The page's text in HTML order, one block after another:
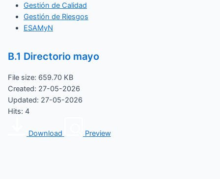
Gestión de Calidad
Gestión de Riesgos
ESAMyN
B.1 Directorio mayo
File size: 659.70 KB
Created: 27-05-2026
Updated: 27-05-2026
Hits: 4
Download Preview